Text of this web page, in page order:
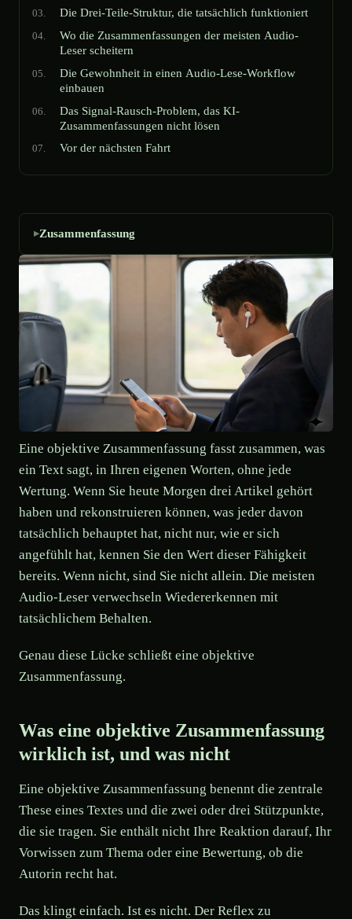
Zusammenfassung
Die Drei-Teile-Struktur, die tatsächlich funktioniert
Wo die Zusammenfassungen der meisten Audio-
Leser scheitern
Die Gewohnheit in einen Audio-Lese-Workflow
einbauen
Das Signal-Rausch-Problem, das KI-
Zusammenfassungen nicht lösen
Vor der nächsten Fahrt
Eine objektive Zusammenfassung fasst zusammen, was
ein Text sagt, in Ihren eigenen Worten, ohne jede
Wertung. Wenn Sie heute Morgen drei Artikel gehört
haben und rekonstruieren können, was jeder davon
tatsächlich behauptet hat, nicht nur, wie er sich
angefühlt hat, kennen Sie den Wert dieser Fähigkeit
bereits. Wenn nicht, sind Sie nicht allein. Die meisten
Audio-Leser verwechseln Wiedererkennen mit
tatsächlichem Behalten.
Genau diese Lücke schließt eine objektive
Zusammenfassung.
Was eine objektive Zusammenfassung
wirklich ist, und was nicht
Eine objektive Zusammenfassung benennt die zentrale
These eines Textes und die zwei oder drei Stützpunkte,
die sie tragen. Sie enthält nicht Ihre Reaktion darauf, Ihr
Vorwissen zum Thema oder eine Bewertung, ob die
Autorin recht hat.
Das klingt einfach. Ist es nicht. Der Reflex zu